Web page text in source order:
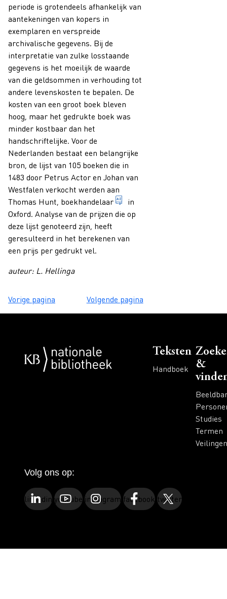
periode is grotendeels afhankelijk van
aantekeningen van kopers in
exemplaren en verspreide
archivalische gegevens. Bij de
interpretatie van zulke losstaande
gegevens is het moeilijk de waarde
van die geldsommen in verhouding tot
andere levenskosten te bepalen. De
kosten van een groot boek bleven
hoog, maar het gedrukte boek was
minder kostbaar dan het
handschriftelijke. Voor de
Nederlanden bestaat een belangrijke
bron, de lijst van 105 boeken die in
1483 door Petrus Actor en Johan van
Westfalen verkocht werden aan
Thomas Hunt, boekhandelaar iemand wiens beroep het is
in
Oxford. Analyse van de prijzen die op
deze lijst genoteerd zijn, heeft
geresulteerd in het berekenen van
een prijs per gedrukt vel.
auteur: L. Hellinga
Vorige pagina Volgende pagina
Voet
Teksten
Handboek
&
Studies
Termen
Veilingen
Volg ons op:
linkedinyoutubeinstagramfacebooktwitter